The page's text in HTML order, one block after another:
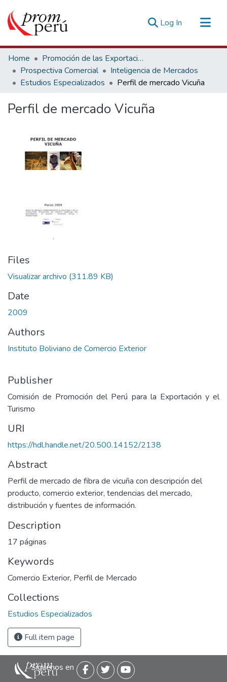
Log In (current)
Communities & Collections
All of DSpace
Statistics
Home
Promoción de las Exportaciones
Prospectiva Comercial
Inteligencia de Mercados
Estudios Especializados
Perfil de mercado Vicuña
Perfil de mercado Vicuña
Files
Visualizar archivo (311.89 KB)
Date
2009
Authors
Instituto Boliviano de Comercio Exterior
Publisher
Comisión de Promoción del Perú para la Exportación y el
Turismo
URI
https://hdl.handle.net/20.500.14152/2138
Abstract
Perfil de mercado de fibra de vicuña con descripción del
producto, comercio exterior, tendencias del mercado,
distribución y fuentes de información.
Description
17 páginas
Keywords
Comercio Exterior, Perfil de Mercado
Collections
Estudios Especializados
Full item page
Siguenos en